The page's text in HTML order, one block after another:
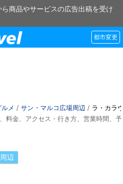
商品やサービスの広告出稿を受け
都市変更
ルメ / サン・マルコ広場周辺 / ラ・カラ
料金、アクセス・行き方、営業時間、
辺